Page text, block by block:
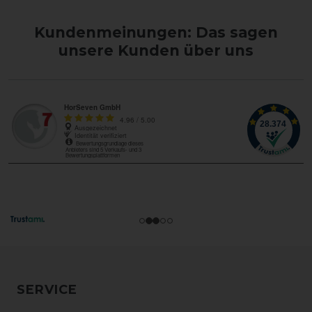
Kundenmeinungen: Das sagen
unsere Kunden über uns
SERVICE